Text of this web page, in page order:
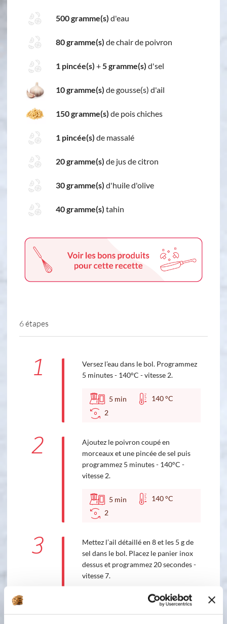
500 gramme(s) d'eau
80 gramme(s) de chair de poivron
1 pincée(s) +5 gramme(s) d'sel
10 gramme(s) de gousse(s) d'ail
150 gramme(s) de pois chiches
1 pincée(s) de massalé
20 gramme(s) de jus de citron
30 gramme(s) d'huile d'olive
40 gramme(s) tahin
6 étapes
1
Versez l’eau dans le bol. Programmez
5 minutes - 140°C - vitesse 2.
5 min
140 °C
2
2
Ajoutez le poivron coupé en
morceaux et une pincée de sel puis
programmez 5 minutes - 140°C -
vitesse 2.
5 min
140 °C
2
3
Mettez l’ail détaillé en 8 et les 5 g de
sel dans le bol. Placez le panier inox
dessus et programmez 20 secondes -
vitesse 7.